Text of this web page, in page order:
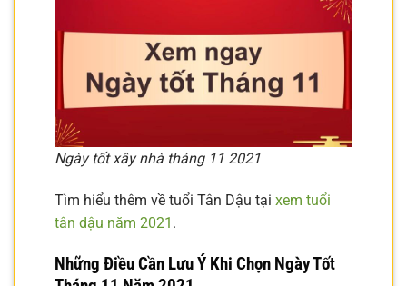
Ngày tốt xây nhà tháng 11 2021
Tìm hiểu thêm về tuổi Tân Dậu tại xem tuổi
tân dậu năm 2021 .
Những Điều Cần Lưu Ý Khi Chọn Ngày Tốt